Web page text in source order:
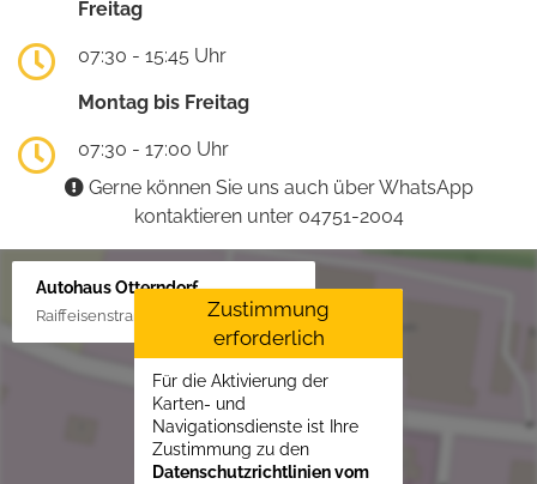
Freitag
07:30 - 15:45 Uhr
Montag bis Freitag
07:30 - 17:00 Uhr
Gerne können Sie uns auch über WhatsApp
kontaktieren unter 04751-2004
Autohaus Otterndorf
Raiffeisenstraße 1, 21762 Otterndorf
Zustimmung
erforderlich
Für die Aktivierung der
Karten- und
Navigationsdienste ist Ihre
Zustimmung zu den
Datenschutzrichtlinien vom